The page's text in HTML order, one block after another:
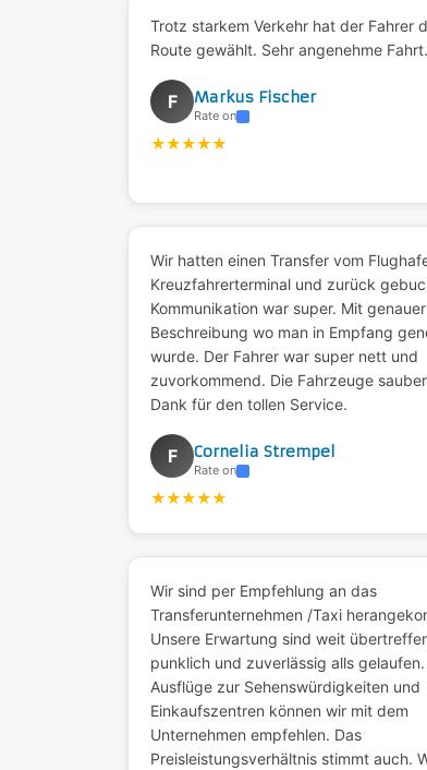
Trotz starkem Verkehr hat der Fahrer
Route gewählt. Sehr angenehme Fahrt.
F Markus Fischer
Rate on
★★★★★
Wir hatten einen Transfer vom
Kreuzfahrerterminal und zurück
Kommunikation war super. Mit genauer
Beschreibung wo man in Empfang
wurde. Der Fahrer war super nett und
zuvorkommend. Die Fahrzeuge
Dank für den tollen Service.
F Cornelia Strempel
Rate on
★★★★★
Wir sind per Empfehlung an das
Transferunternehmen /Taxi
Unsere Erwartung sind weit
punklich und zuverlässig alls
Ausflüge zur Sehenswürdigkeiten und
Einkaufszentren können wir mit dem
Unternehmen empfehlen. Das
Preisleistungsverhältnis stimmt auch.